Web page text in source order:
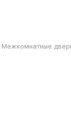
Межкомнатные